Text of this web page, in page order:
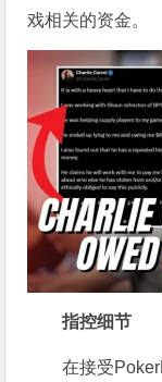
戏相关的资金。
指控细节
在接受